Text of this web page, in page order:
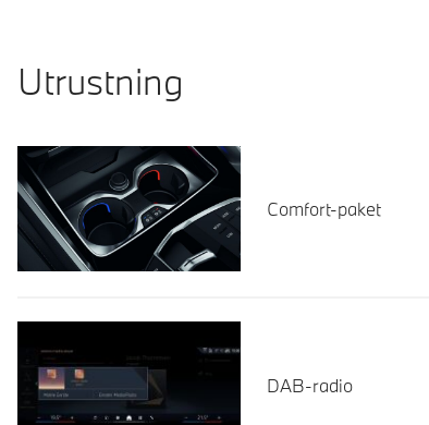
Utrustning
Comfort-paket
DAB-radio